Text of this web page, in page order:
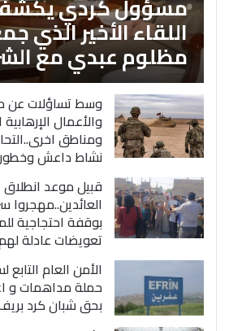
اللقاء الأخير الذي
مظلوم عبدي مع
وسط تساؤلات عن
والأعمال
ومناطق
نشاط داعش
قبيل موعد
العائدين..مهجروا
بوقفة احتجاجية
تعويضات عادلة
الأمن العام
حملة مداهمات و
بحق شبان كرد